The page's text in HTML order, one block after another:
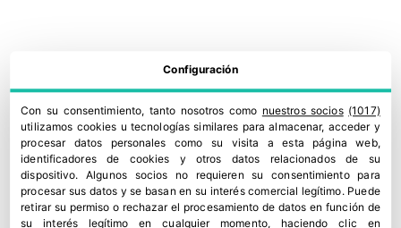
La ola de calor preocupa al sector agrario por la caída de
frutos, las plagas y los sobrecostes
7 julio, 2026
Configuración
Con su consentimiento, tanto nosotros como nuestros socios (1017)
utilizamos cookies u tecnologías similares para almacenar, acceder y
procesar datos personales como su visita a esta página web,
identificadores de cookies y otros datos relacionados de su
dispositivo. Algunos socios no requieren su consentimiento para
procesar sus datos y se basan en su interés comercial legítimo. Puede
retirar su permiso o rechazar el procesamiento de datos en función de
su interés legítimo en cualquier momento, haciendo clic en